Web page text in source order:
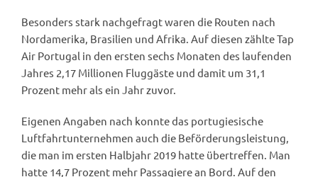
Besonders stark nachgefragt waren die Routen nach
Nordamerika, Brasilien und Afrika. Auf diesen zählte Tap
Air Portugal in den ersten sechs Monaten des laufenden
Jahres 2,17 Millionen Fluggäste und damit um 31,1
Prozent mehr als ein Jahr zuvor.
Eigenen Angaben nach konnte das portugiesische
Luftfahrtunternehmen auch die Beförderungsleistung,
die man im ersten Halbjahr 2019 hatte übertreffen. Man
hatte 14,7 Prozent mehr Passagiere an Bord. Auf den